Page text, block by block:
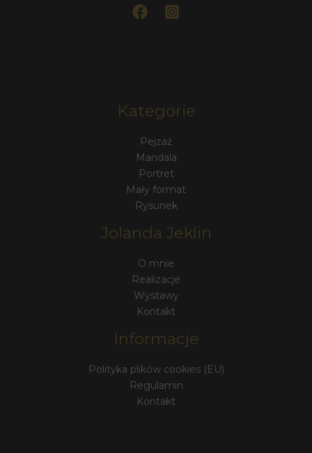
Kategorie
Pejzaż
Mandala
Portret
Mały format
Rysunek
Jolanda Jeklin
O mnie
Realizacje
Wystawy
Kontakt
Informacje
Polityka plików cookies (EU)
Regulamin
Kontakt